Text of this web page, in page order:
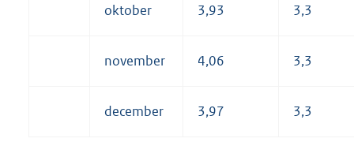
oktober 3,93 3,3
november 4,06 3,3
december 3,97 3,3